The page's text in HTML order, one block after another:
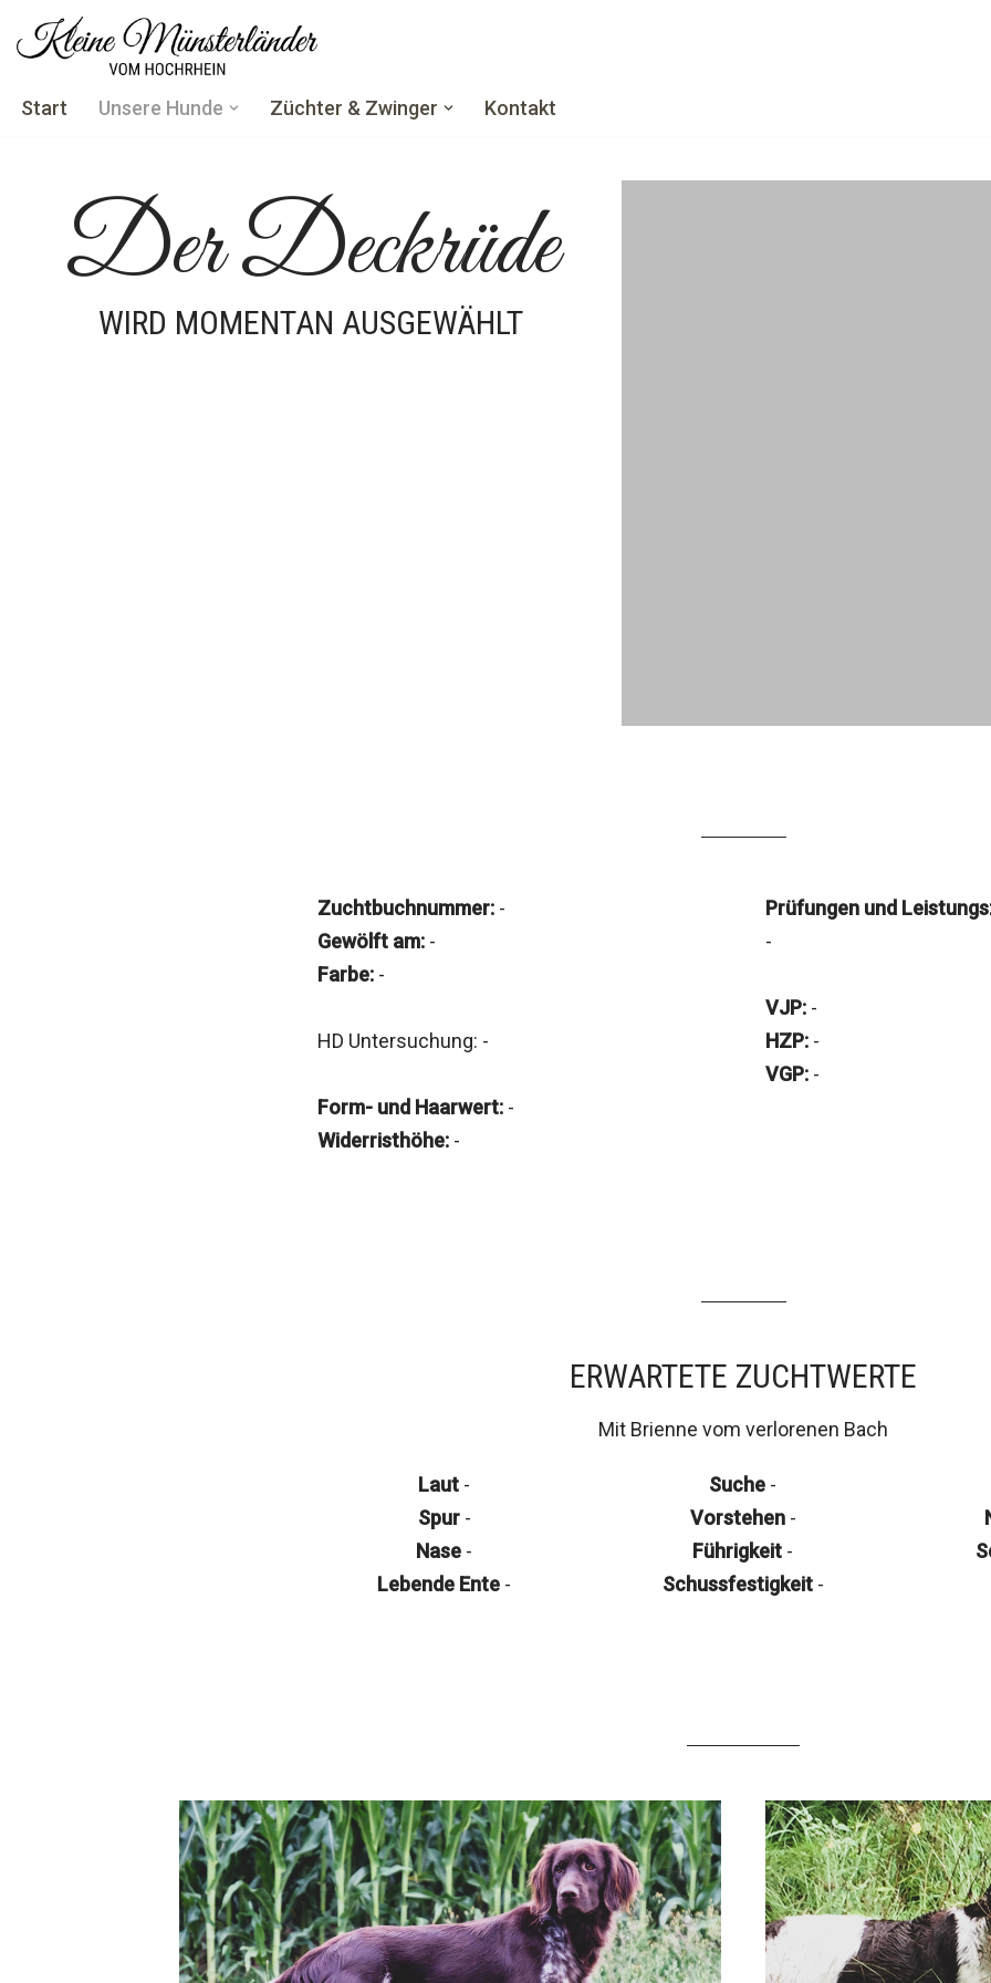
Zum
Inhalt
Start Unsere Hunde Züchter & Zwinger Kontakt
Der Deckrüde
WIRD MOMENTAN AUSGEWÄHLT
Zuchtbuchnummer: -
Gewölft am: -
Farbe: -
HD Untersuchung: -
Form- und Haarwert: -
Widerristhöhe: -
Prüfungen und
-
VJP: -
HZP: -
VGP: -
ERWARTETE ZUCHTWERTE
Mit Brienne vom verlorenen Bach
Laut -
Spur-
Nase -
Lebende Ente -
Suche -
Vorstehen-
Führigkeit -
Schussfestigkeit-